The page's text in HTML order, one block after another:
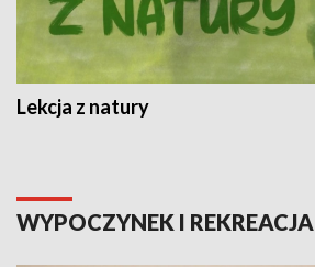
Lekcja z natury
WYPOCZYNEK I REKREACJA